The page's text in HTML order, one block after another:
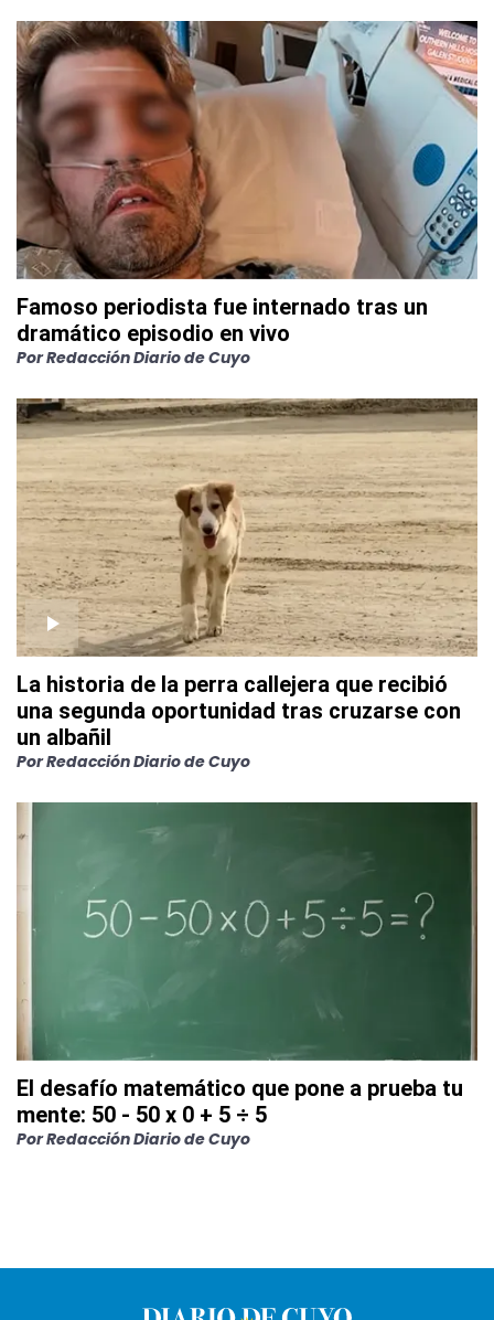
Famoso periodista fue internado tras un
dramático episodio en vivo
PorRedacción Diario de Cuyo
La historia de la perra callejera que recibió
una segunda oportunidad tras cruzarse con
un albañil
PorRedacción Diario de Cuyo
El desafío matemático que pone a prueba tu
mente: 50 - 50 x 0 + 5 ÷ 5
PorRedacción Diario de Cuyo